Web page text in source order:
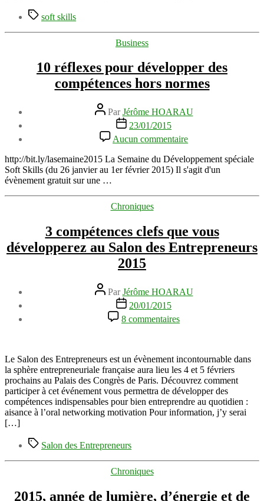
Étiquettes
soft skills
Catégories
Business
10 réflexes pour développer des
compétences hors normes
Auteur
de
l’article
ParJérôme HOARAU
Date
l’article
23/01/2015
Aucun commentaire
10
réflexes
pour
développer
compétences
http://bit.ly/lasemaine2015 La Semaine du Développement spéciale
Soft Skills (du 26 janvier au 1er février 2015) Il s'agit d'un
évènement gratuit sur une …
Catégories
Chroniques
3 compétences clefs que vous
développerez au Salon des Entrepreneurs
2015
Auteur
de
l’article
ParJérôme HOARAU
Date
de
l’article
20/01/2015
8 commentaires
3
que
vous
développerez
au
Salon
des
Le Salon des Entrepreneurs est un évènement incontournable dans
la sphère entrepreneuriale française aura lieu les 4 et 5 févriers
prochains au Palais des Congrès de Paris. Découvrez comment
participer à cet événement vous permettra de développer des
compétences indispensables pour bien entreprendre au quotidien :
aisance à l’oral networking motivation Pour information, j’y serai
[…]
Étiquettes
Salon des Entrepreneurs
Catégories
Chroniques
2015, année de lumière, d’énergie et de